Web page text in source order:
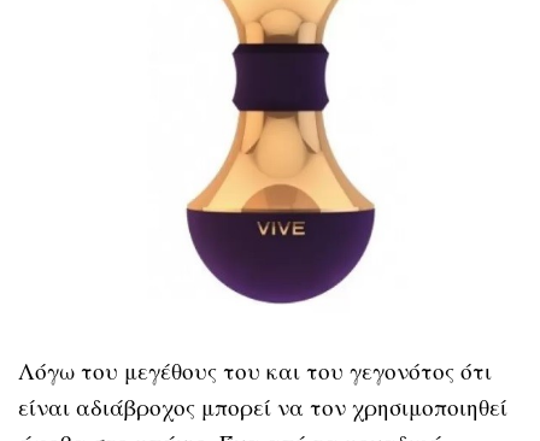
Λόγω του μεγέθους του και του γεγονότος ότι
είναι αδιάβροχος μπορεί να τον χρησιμοποιηθεί